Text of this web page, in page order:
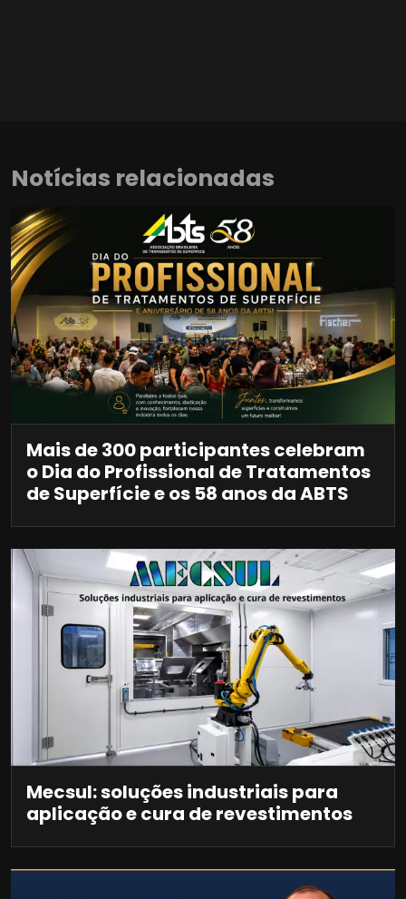
Notícias relacionadas
Mais de 300 participantes celebram
o Dia do Profissional de Tratamentos
de Superfície e os 58 anos da ABTS
Mecsul: soluções industriais para
aplicação e cura de revestimentos